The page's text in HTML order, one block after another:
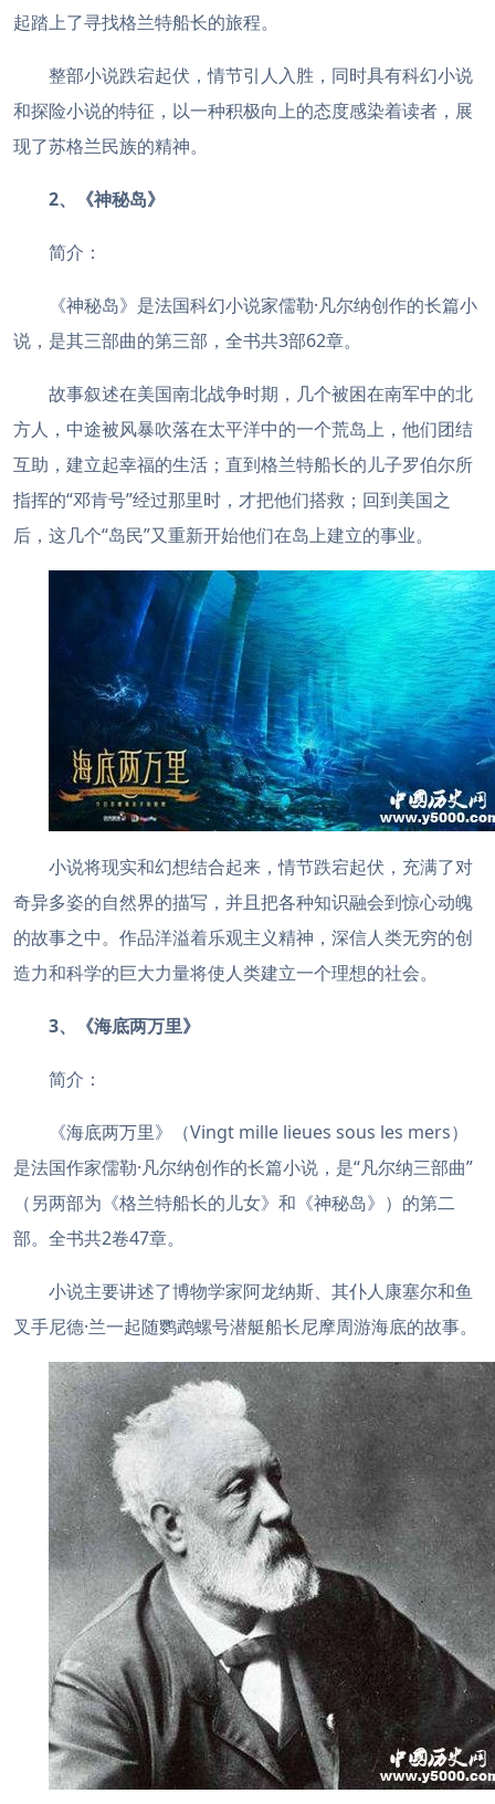
起踏上了寻找格兰特船长的旅程。
整部小说跌宕起伏，情节引人入胜，同时具有科幻小说
和探险小说的特征，以一种积极向上的态度感染着读者，展
现了苏格兰民族的精神。
2、《神秘岛》
简介：
《神秘岛》是法国科幻小说家儒勒·凡尔纳创作的长篇小
说，是其三部曲的第三部，全书共3部62章。
故事叙述在美国南北战争时期，几个被困在南军中的北
方人，中途被风暴吹落在太平洋中的一个荒岛上，他们团结
互助，建立起幸福的生活；直到格兰特船长的儿子罗伯尔所
指挥的“邓肯号”经过那里时，才把他们搭救；回到美国之
后，这几个“岛民”又重新开始他们在岛上建立的事业。
小说将现实和幻想结合起来，情节跌宕起伏，充满了对
奇异多姿的自然界的描写，并且把各种知识融会到惊心动魄
的故事之中。作品洋溢着乐观主义精神，深信人类无穷的创
造力和科学的巨大力量将使人类建立一个理想的社会。
3、《海底两万里》
简介：
《海底两万里》（Vingt mille lieues sous les mers）
是法国作家儒勒·凡尔纳创作的长篇小说，是“凡尔纳三部曲”
（另两部为《格兰特船长的儿女》和《神秘岛》）的第二
部。全书共2卷47章。
小说主要讲述了博物学家阿龙纳斯、其仆人康塞尔和鱼
叉手尼德·兰一起随鹦鹉螺号潜艇船长尼摩周游海底的故事。